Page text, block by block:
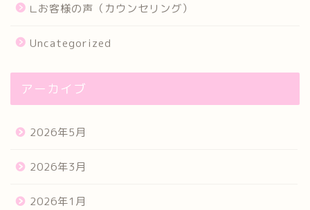
∟お客様の声（カウンセリング）
Uncategorized
アーカイブ
2026年5月
2026年3月
2026年1月